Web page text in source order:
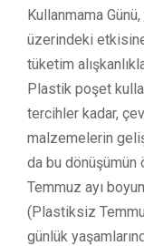
Kullanmama
üzerindeki
tüketim
Plastik poşet
tercihler kadar,
malzemelerin
da bu dönüşümün
Temmuz ayı
(Plastiksiz
günlük